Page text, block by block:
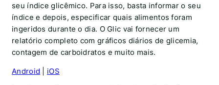
seu índice glicêmico. Para isso, basta informar o seu
índice e depois, especificar quais alimentos foram
ingeridos durante o dia. O Glic vai fornecer um
relatório completo com gráficos diários de glicemia,
contagem de carboidratos e muito mais.
Android iOS